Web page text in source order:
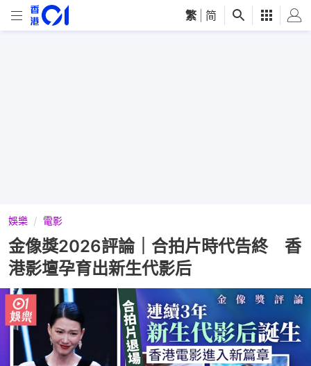
繁 简
娛樂 電影
金像獎2026評論｜合拍片時代告終 香
港影壇孕育出新生代影后